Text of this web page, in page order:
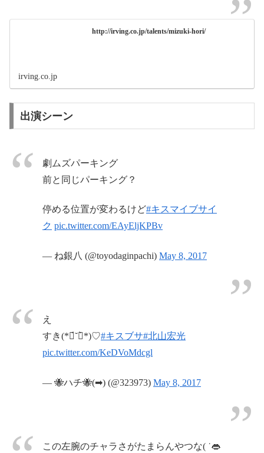
http://irving.co.jp/talents/mizuki-hori/
irving.co.jp
出演シーン
劇ムズパーキング
前と同じパーキング？
停める位置が変わるけど#キスマイブサイ
ク pic.twitter.com/EAyEljKPBv
— ね銀八 (@toyodaginpachi) May 8, 2017
え
すき(*ฅ́˘ฅ̀*)♡#キスブサ#北山宏光
pic.twitter.com/KeDVoMdcgl
— 🐝ハチ🐝(➡) (@323973) May 8, 2017
この左腕のチャラさがたまらんやつな( ˙👄